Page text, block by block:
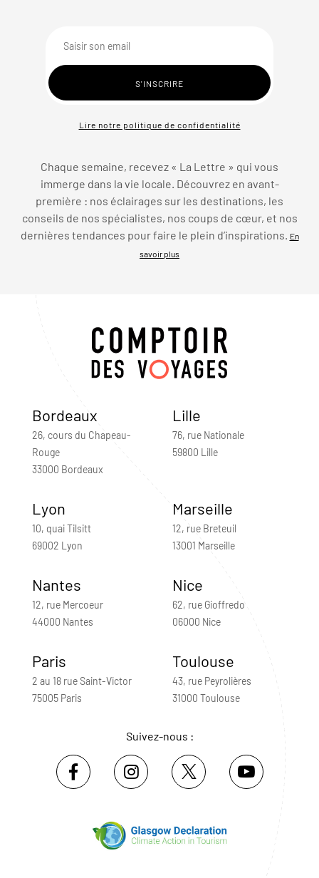
Lire notre politique de confidentialité
Chaque semaine, recevez « La Lettre » qui vous
immerge dans la vie locale. Découvrez en avant-
première : nos éclairages sur les destinations, les
conseils de nos spécialistes, nos coups de cœur, et nos
dernières tendances pour faire le plein d’inspirations.
En
savoir plus
Bordeaux
26, cours du Chapeau-
Rouge
33000 Bordeaux
Lille
76, rue Nationale
59800 Lille
Lyon
10, quai Tilsitt
69002 Lyon
Marseille
12, rue Breteuil
13001 Marseille
Nantes
12, rue Mercoeur
44000 Nantes
Nice
62, rue Gioffredo
06000 Nice
Paris
2 au 18 rue Saint-Victor
75005 Paris
Toulouse
43, rue Peyrolières
31000 Toulouse
Suivez-nous :